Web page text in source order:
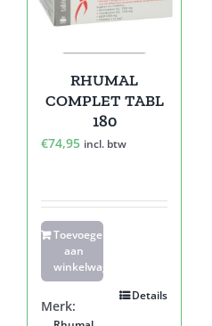
RHUMAL
COMPLET TABL
180
€74,95 incl. btw
Toevoegen
aan
winkelwagen
Details
Merk: